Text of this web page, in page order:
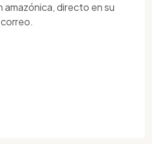
amazónica, directo en su
correo.